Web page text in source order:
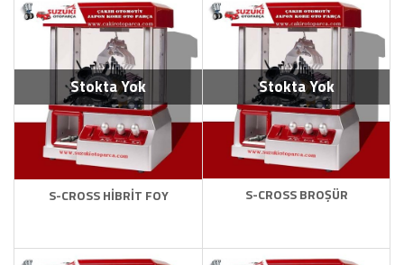
Stokta Yok
S-CROSS HİBRİT FOY
Stokta Yok
S-CROSS BROŞÜR